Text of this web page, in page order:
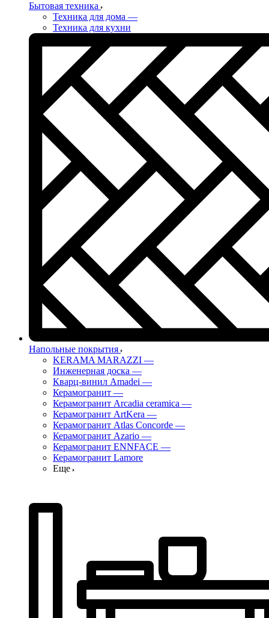
Бытовая техника
Техника для дома —
Техника для кухни
Напольные покрытия
KERAMA MARAZZI —
Инженерная доска —
Кварц-винил Amadei —
Керамогранит —
Керамогранит Arcadia ceramica —
Керамогранит ArtKera —
Керамогранит Atlas Concorde —
Керамогранит Azario —
Керамогранит ENNFACE —
Керамогранит Lamore
Еще